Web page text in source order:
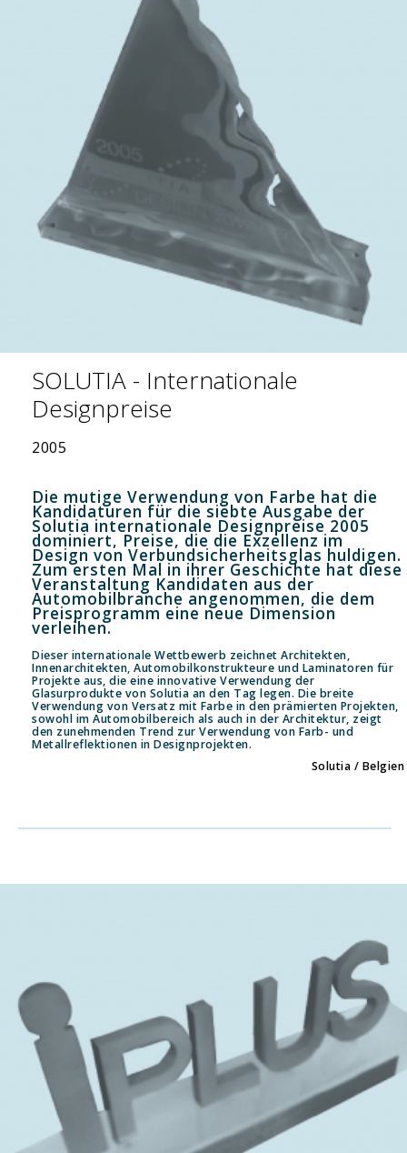
SOLUTIA - Internationale
Designpreise
2005
Die mutige Verwendung von Farbe hat die
Kandidaturen für die siebte Ausgabe der
Solutia internationale Designpreise 2005
dominiert, Preise, die die Exzellenz im
Design von Verbundsicherheitsglas huldigen.
Zum ersten Mal in ihrer Geschichte hat diese
Veranstaltung Kandidaten aus der
Automobilbranche angenommen, die dem
Preisprogramm eine neue Dimension
verleihen.
Dieser internationale Wettbewerb zeichnet Architekten,
Innenarchitekten, Automobilkonstrukteure und Laminatoren für
Projekte aus, die eine innovative Verwendung der
Glasurprodukte von Solutia an den Tag legen. Die breite
Verwendung von Versatz mit Farbe in den prämierten Projekten,
sowohl im Automobilbereich als auch in der Architektur, zeigt
den zunehmenden Trend zur Verwendung von Farb- und
Metallreflektionen in Designprojekten.
Solutia / Belgien